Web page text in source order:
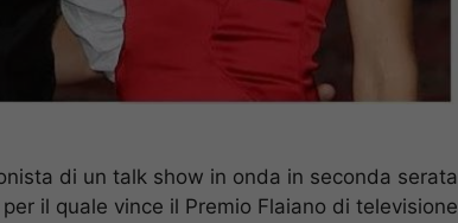
di un talk show in onda in seconda serata
per il quale vince il Premio Flaiano di televisione